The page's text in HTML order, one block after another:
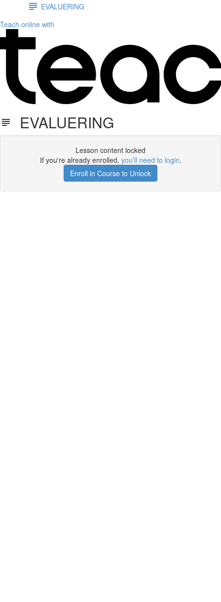
EVALUERING
Teach online with
EVALUERING
Lesson content locked
If you're already enrolled, you'll need to login.
Enroll in Course to Unlock